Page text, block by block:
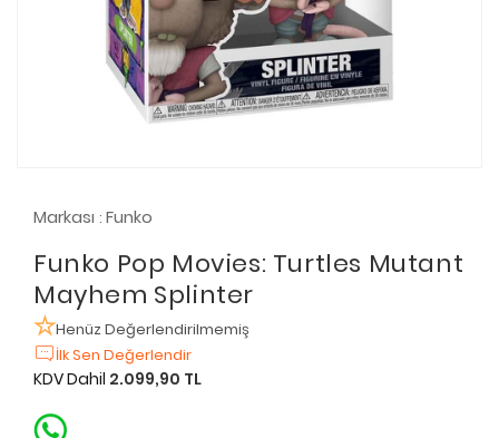
Markası : Funko
Funko Pop Movies: Turtles Mutant
Mayhem Splinter
Henüz Değerlendirilmemiş
İlk Sen Değerlendir
KDV Dahil 2.099,90 TL